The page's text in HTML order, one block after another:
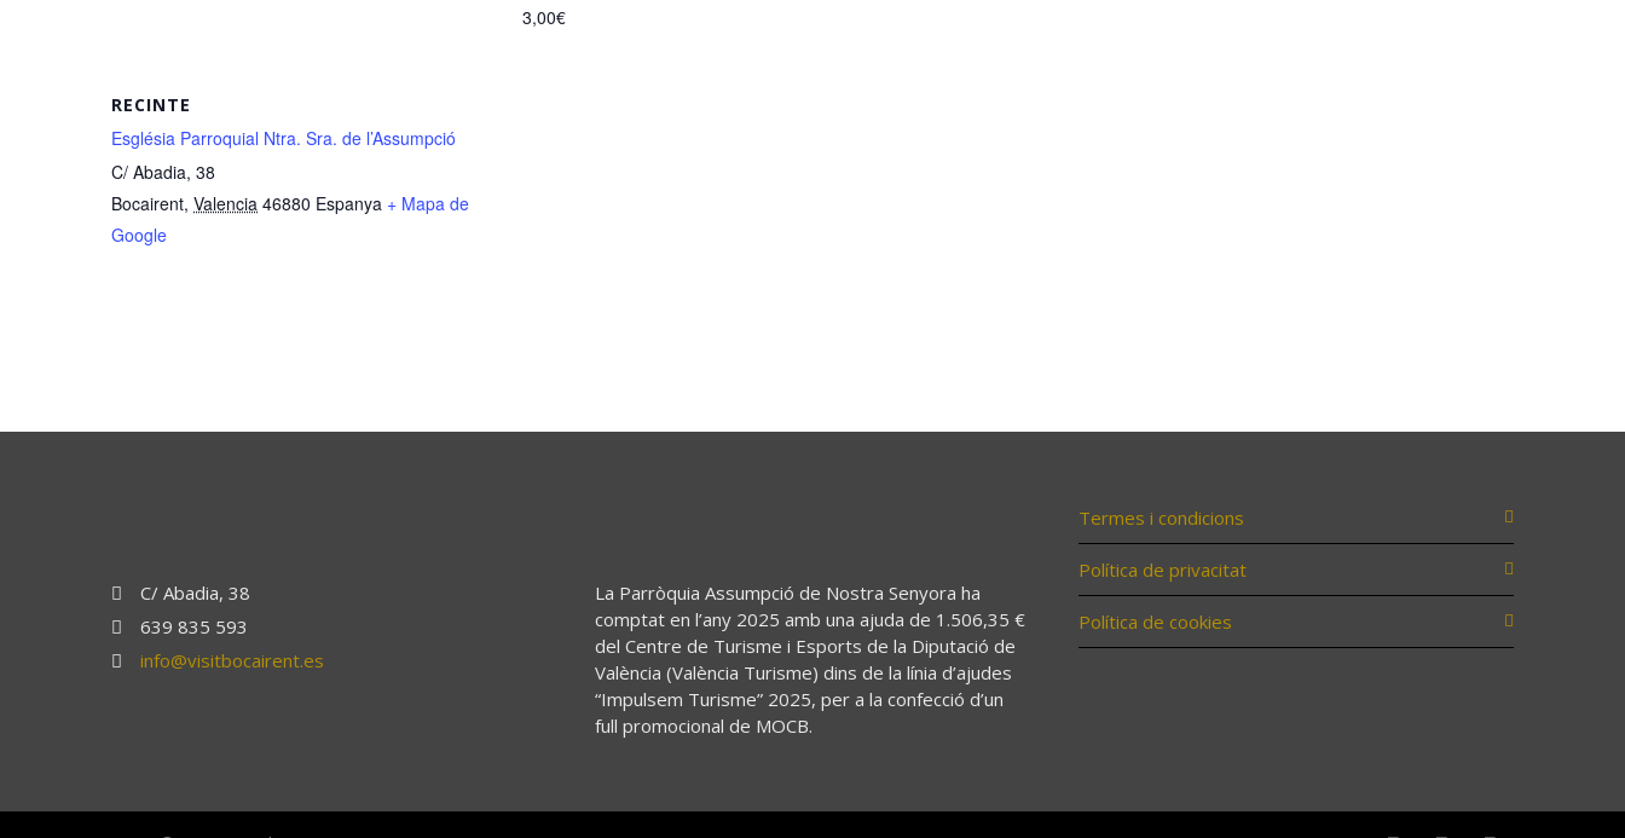
3,00€
RECINTE
Església Parroquial Ntra. Sra. de l’Assumpció
C/ Abadia, 38
Bocairent, Valencia 46880 Espanya + Mapa de
Google
C/ Abadia, 38
639 835 593
info@visitbocairent.es
La Parròquia Assumpció de Nostra Senyora ha
comptat en l’any 2025 amb una ajuda de 1.506,35 €
del Centre de Turisme i Esports de la Diputació de
València (València Turisme) dins de la línia d’ajudes
“Impulsem Turisme” 2025, per a la confecció d’un
full promocional de MOCB.
Termes i condicions
Política de privacitat
Política de cookies